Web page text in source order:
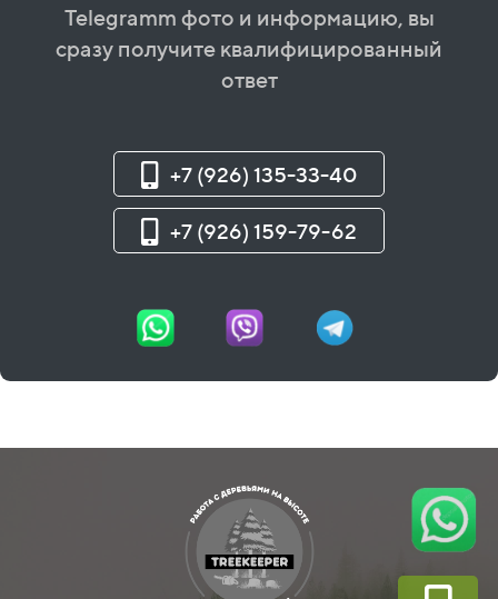
Telegramm фото и информацию, вы
сразу получите квалифицированный
ответ
+7 (926) 135-33-40
+7 (926) 159-79-62